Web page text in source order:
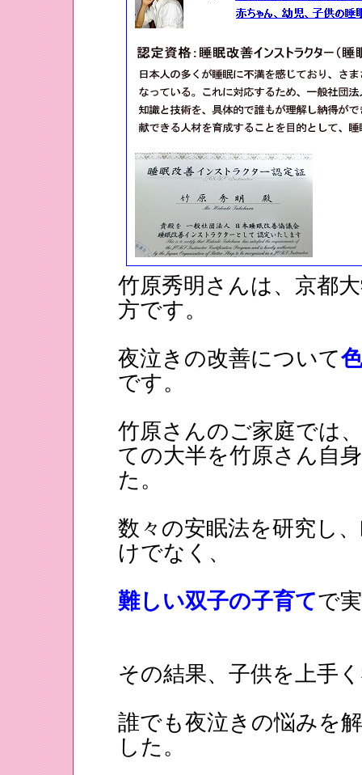
竹原秀明さんは、京都
方です。
夜泣きの改善について
です。
竹原さんのご家庭では、
ての大半を竹原さん自
た。
数々の安眠法を研究し
けでなく、
難しい双子の子育てで
その結果、子供を上手
誰でも夜泣きの悩みを
した。